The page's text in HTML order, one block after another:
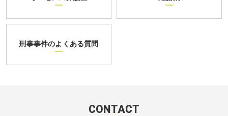
刑事事件のよくある質問
CONTACT